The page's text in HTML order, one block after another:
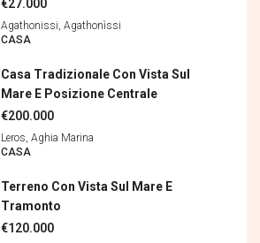
€27.000
Agathonissi, Agathonìssi
CASA
Casa Tradizionale Con Vista Sul
Mare E Posizione Centrale
€200.000
Leros, Aghia Marina
CASA
Terreno Con Vista Sul Mare E
Tramonto
€120.000